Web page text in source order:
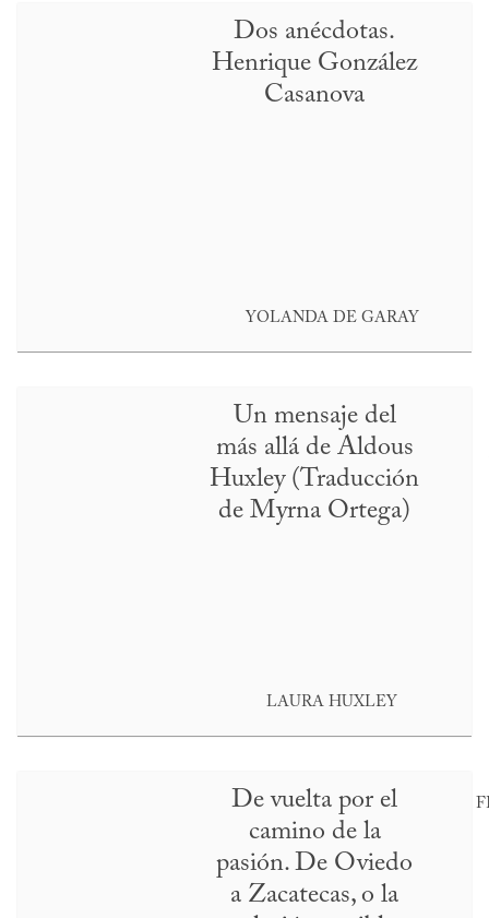
Dos anécdotas.
Henrique González
Casanova
YOLANDA DE GARAY
Un mensaje del
más allá de Aldous
Huxley (Traducción
de Myrna Ortega)
LAURA HUXLEY
De vuelta por el
camino de la
pasión. De Oviedo
a Zacatecas, o la